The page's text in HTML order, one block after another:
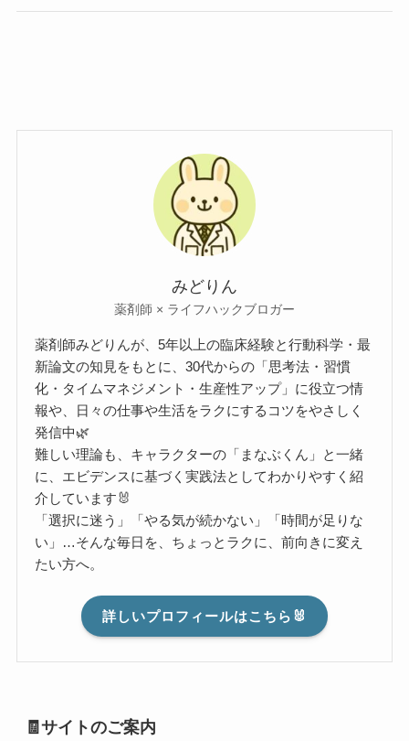
みどりん
薬剤師 × ライフハックブロガー
薬剤師みどりんが、5年以上の臨床経験と行動科学・最
新論文の知見をもとに、30代からの「思考法・習慣
化・タイムマネジメント・生産性アップ」に役立つ情
報や、日々の仕事や生活をラクにするコツをやさしく
発信中🌿
難しい理論も、キャラクターの「まなぶくん」と一緒
に、エビデンスに基づく実践法としてわかりやすく紹
介しています🐰
「選択に迷う」「やる気が続かない」「時間が足りな
い」…そんな毎日を、ちょっとラクに、前向きに変え
たい方へ。
詳しいプロフィールはこちら🐰
🧾サイトのご案内